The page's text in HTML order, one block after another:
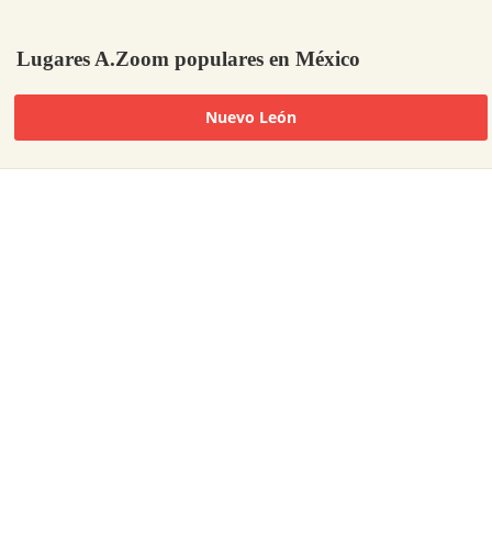
Lugares A.Zoom populares en México
Nuevo León